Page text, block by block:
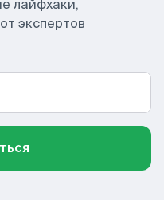
лайфхаки,
экспертов